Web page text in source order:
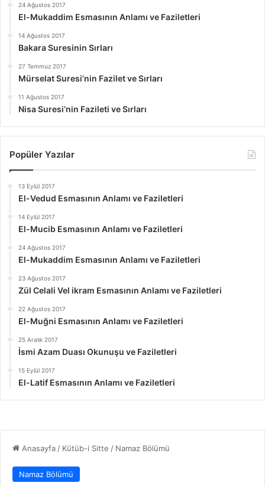
24 Ağustos 2017
El-Mukaddim Esmasının Anlamı ve Faziletleri
14 Ağustos 2017
Bakara Suresinin Sırları
27 Temmuz 2017
Mürselat Suresi’nin Fazilet ve Sırları
11 Ağustos 2017
Nisa Suresi’nin Fazileti ve Sırları
Popüler Yazılar
13 Eylül 2017
El-Vedud Esmasının Anlamı ve Faziletleri
14 Eylül 2017
El-Mucib Esmasının Anlamı ve Faziletleri
24 Ağustos 2017
El-Mukaddim Esmasının Anlamı ve Faziletleri
23 Ağustos 2017
Zül Celali Vel ikram Esmasının Anlamı ve Faziletleri
22 Ağustos 2017
El-Muğni Esmasının Anlamı ve Faziletleri
25 Aralık 2017
İsmi Azam Duası Okunuşu ve Faziletleri
15 Eylül 2017
El-Latif Esmasının Anlamı ve Faziletleri